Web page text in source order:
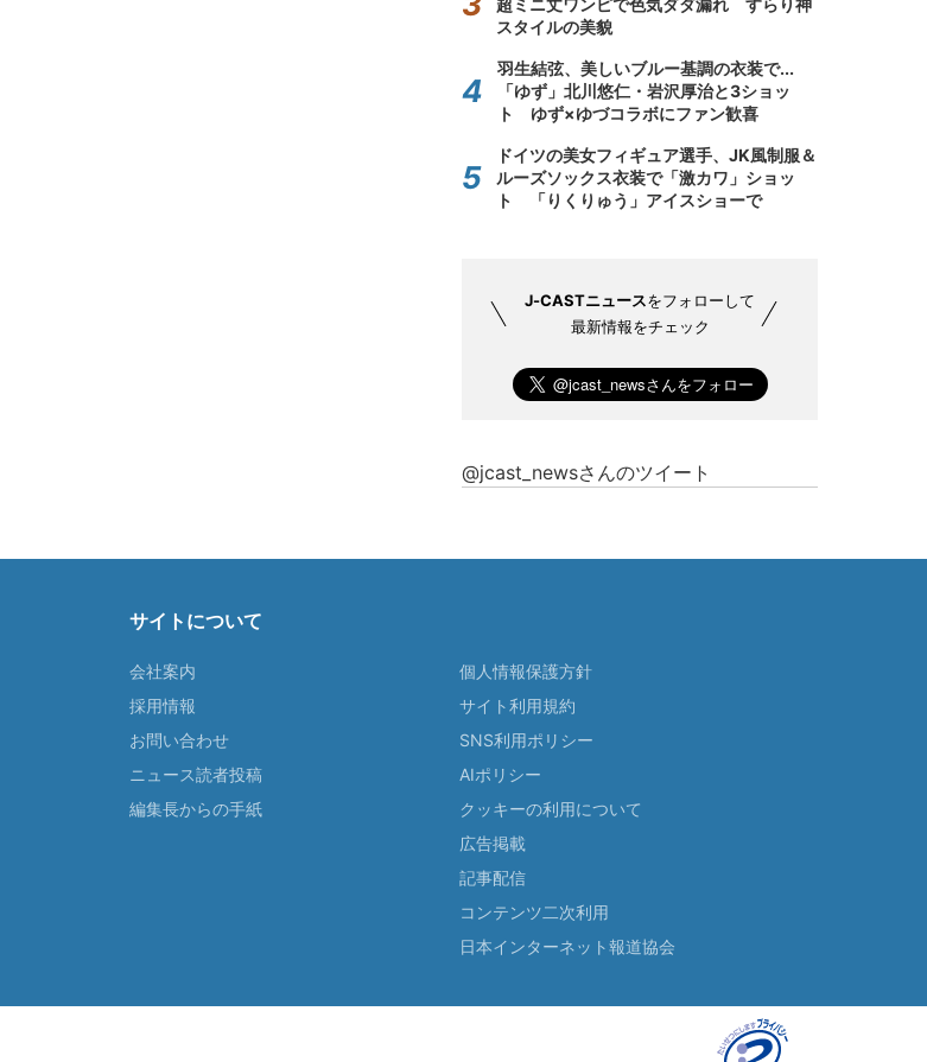
超ミニ丈ワンピで色気ダダ漏れ すらり神
スタイルの美貌
羽生結弦、美しいブルー基調の衣装で...
「ゆず」北川悠仁・岩沢厚治と3ショッ
ト ゆず×ゆづコラボにファン歓喜
ドイツの美女フィギュア選手、JK風制服＆
ルーズソックス衣装で「激カワ」ショッ
ト 「りくりゅう」アイスショーで
J-CASTニュースをフォローして
最新情報をチェック
@jcast_newsさんのツイート
サイトについて
会社案内
採用情報
お問い合わせ
ニュース読者投稿
編集長からの手紙
個人情報保護方針
サイト利用規約
SNS利用ポリシー
AIポリシー
クッキーの利用について
広告掲載
記事配信
コンテンツ二次利用
日本インターネット報道協会